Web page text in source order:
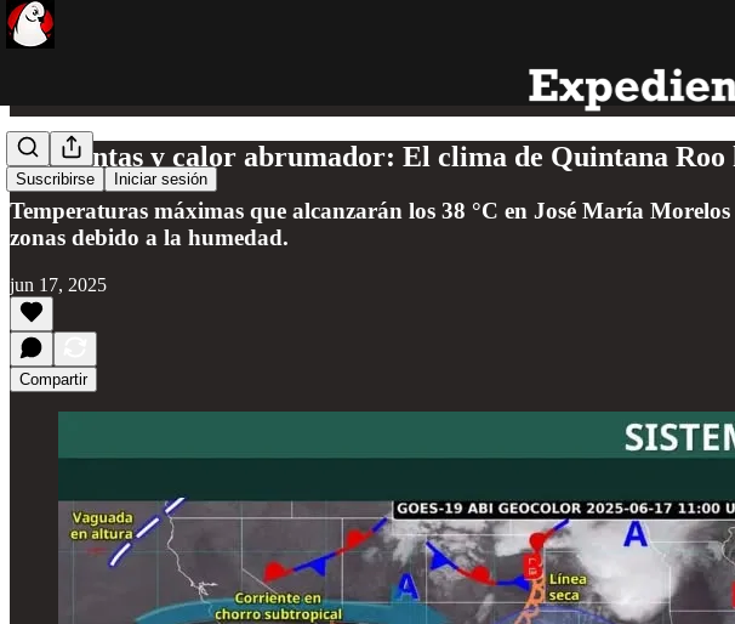
Suscribirse Iniciar sesión
Tormentas y calor abrumador: El clima de Quintana Roo
Temperaturas máximas que alcanzarán los 38 °C en José María
zonas debido a la humedad.
jun 17, 2025
Compartir